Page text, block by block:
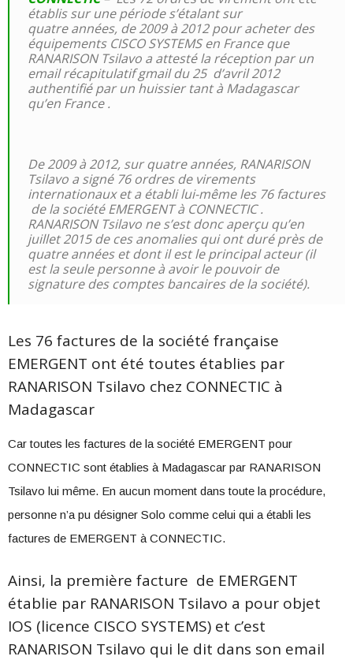
établis sur une période s’étalant sur
quatre années, de 2009 à 2012 pour acheter des
équipements CISCO SYSTEMS en France que
RANARISON Tsilavo a attesté la réception par un
email récapitulatif gmail du 25 d’avril 2012
authentifié par un huissier tant à Madagascar
qu’en France .
De 2009 à 2012, sur quatre années, RANARISON
Tsilavo a signé 76 ordres de virements
internationaux et a établi lui-même les 76 factures
de la société EMERGENT à CONNECTIC .
RANARISON Tsilavo ne s’est donc aperçu qu’en
juillet 2015 de ces anomalies qui ont duré près de
quatre années et dont il est le principal acteur (il
est la seule personne à avoir le pouvoir de
signature des comptes bancaires de la société).
Les 76 factures de la société française
EMERGENT ont été toutes établies par
RANARISON Tsilavo chez CONNECTIC à
Madagascar
Car toutes les factures de la société EMERGENT pour
CONNECTIC sont établies à Madagascar par RANARISON
Tsilavo lui même. En aucun moment dans toute la procédure,
personne n’a pu désigner Solo comme celui qui a établi les
factures de EMERGENT à CONNECTIC.
Ainsi, la première facture de EMERGENT
établie par RANARISON Tsilavo a pour objet
IOS (licence CISCO SYSTEMS) et c’est
RANARISON Tsilavo qui le dit dans son email